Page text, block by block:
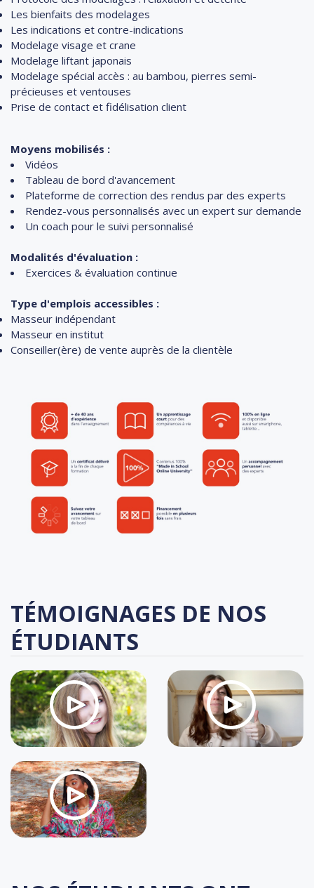
Les bienfaits des modelages
Les indications et contre-indications
Modelage visage et crane
Modelage liftant japonais
Modelage spécial accès : au bambou, pierres semi-
précieuses et ventouses
Prise de contact et fidélisation client
Moyens mobilisés :
Vidéos
Tableau de bord d'avancement
Plateforme de correction des rendus par des experts
Rendez-vous personnalisés avec un expert sur demande
Un coach pour le suivi personnalisé
Modalités d'évaluation :
Exercices & évaluation continue
Type d'emplois accessibles :
Masseur indépendant
Masseur en institut
Conseiller(ère) de vente auprès de la clientèle
TÉMOIGNAGES DE NOS
ÉTUDIANTS